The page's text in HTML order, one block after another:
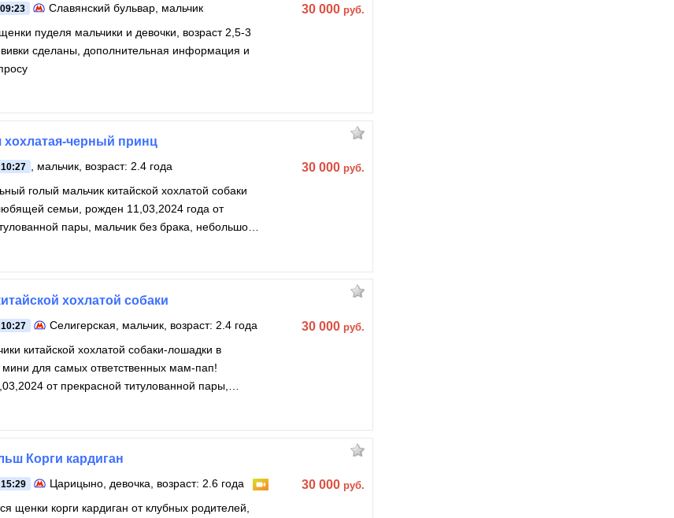
Славянский бульвар , мальчик
пуделя мальчики и девочки, возраст 2,5-3
сделаны, дополнительная информация и
30 000 руб.
хохлатая-черный принц
, мальчик, возраст: 2.4 года
голый мальчик китайской хохлатой собаки
семьи, рожден 11,03,2024 года от
пары, мальчик без брака, небольшого
30 000 руб.
хохлатой собаки
Селигерская , мальчик, возраст: 2.4 года
китайской хохлатой собаки-лошадки в
мини для самых ответственных мам-пап!
от прекрасной титулованной пары,
30 000 руб.
Корги кардиган
Царицыно, девочка, возраст: 2.6 года
щенки корги кардиган от клубных родителей,
30 000 руб.